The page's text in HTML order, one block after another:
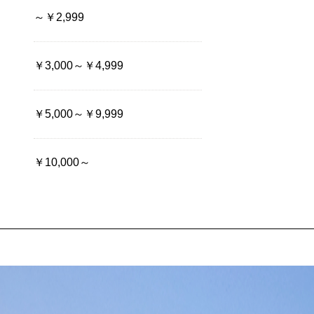
～￥2,999
￥3,000～￥4,999
￥5,000～￥9,999
￥10,000～